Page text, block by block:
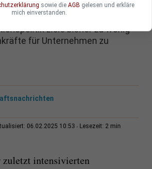
Gleichzeitig fordern sie eine
Ausrichtung in der Wirtschaft.
ziele bisher zu wenig
für Unternehmen zu
06.02.2025 10:53 Lesezeit: 2 min
zuletzt intensivierten
sowie die AGB gelesen und erkläre
mich einverstanden.